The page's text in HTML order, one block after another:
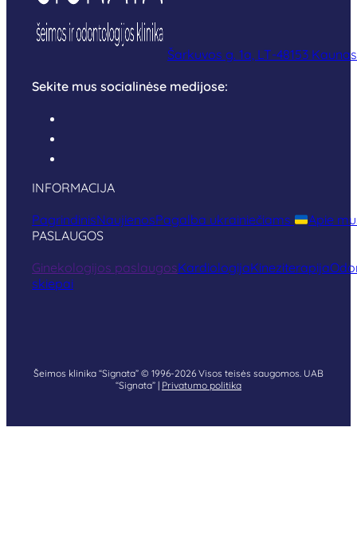
Šarkuvos g. 1a, LT-48153 Kaunas
Sekite mus socialinėse medijose:
INFORMACIJA
PagrindinisNaujienosPagalba ukrainiečiams
Apie
PASLAUGOS
Ginekologijos paslaugosKardiologijaKineziterapija
skiepai
Šeimos klinika “Signata” © 1996-2026 Visos teisės saugomos. UAB
“Signata” | Privatumo politika